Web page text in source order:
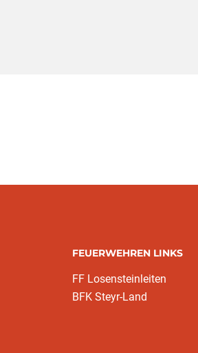
FEUERWEHREN LINKS
FF Losensteinleiten
BFK Steyr-Land